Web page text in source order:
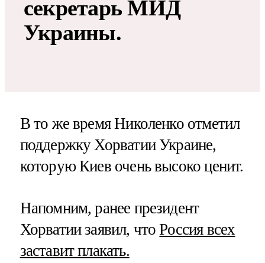
секретарь МИД
Украины.
В то же время Николенко отметил
поддержку Хорватии Украине,
которую Киев очень высоко ценит.
Напомним, ранее президент
Хорватии заявил, чтоРоссия всех
заставит плакать.